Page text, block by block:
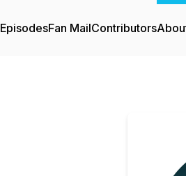
EpisodesFan MailContributors